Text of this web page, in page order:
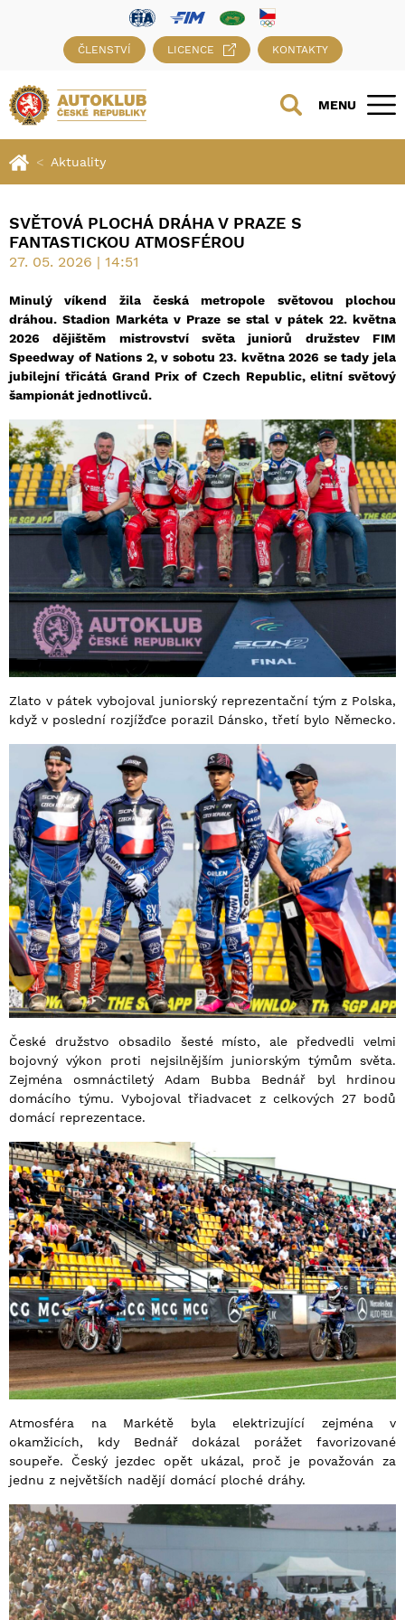
ČLENSTVÍ LICENCE KONTAKTY
MENU
Aktuality
SVĚTOVÁ PLOCHÁ DRÁHA V PRAZE S
FANTASTICKOU ATMOSFÉROU
27. 05. 2026 | 14:51
Minulý víkend žila česká metropole světovou plochou
dráhou. Stadion Markéta v Praze se stal v pátek 22. května
2026 dějištěm mistrovství světa juniorů družstev FIM
Speedway of Nations 2, v sobotu 23. května 2026 se tady jela
jubilejní třicátá Grand Prix of Czech Republic, elitní světový
šampionát jednotlivců.
Zlato v pátek vybojoval juniorský reprezentační tým z Polska,
když v poslední rozjížďce porazil Dánsko, třetí bylo Německo.
České družstvo obsadilo šesté místo, ale předvedli velmi
bojovný výkon proti nejsilnějším juniorským týmům světa.
Zejména osmnáctiletý Adam Bubba Bednář byl hrdinou
domácího týmu. Vybojoval třiadvacet z celkových 27 bodů
domácí reprezentace.
Atmosféra na Markétě byla elektrizující zejména v
okamžicích, kdy Bednář dokázal porážet favorizované
soupeře. Český jezdec opět ukázal, proč je považován za
jednu z největších nadějí domácí ploché dráhy.